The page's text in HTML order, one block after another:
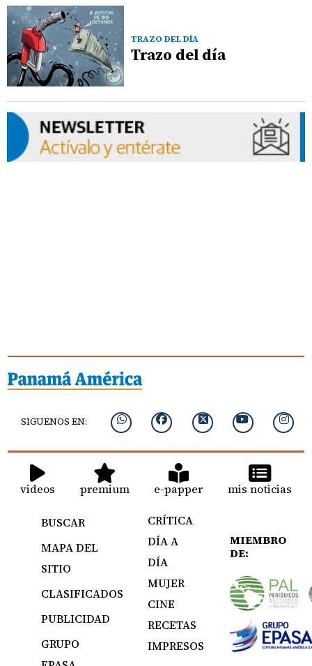
TRAZO DEL DÍA
Trazo del día
SIGUENOS EN:
videos premium e-papper mis noticias
BUSCAR
MAPA DEL
SITIO
CLASIFICADOS
PUBLICIDAD
GRUPO
CRÍTICA
DÍA A
DÍA
MUJER
CINE
RECETAS
IMPRESOS
MIEMBRO
DE: